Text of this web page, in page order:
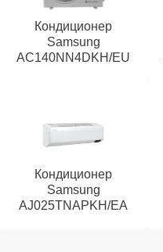
Кондиционер
Samsung
AC140NN4DKH/EU
Кондиционер
Samsung
AJ025TNAPKH/EA